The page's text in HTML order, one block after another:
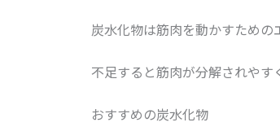
炭水化物は筋肉を動かすための
不足すると筋肉が分解されやす
おすすめの炭水化物